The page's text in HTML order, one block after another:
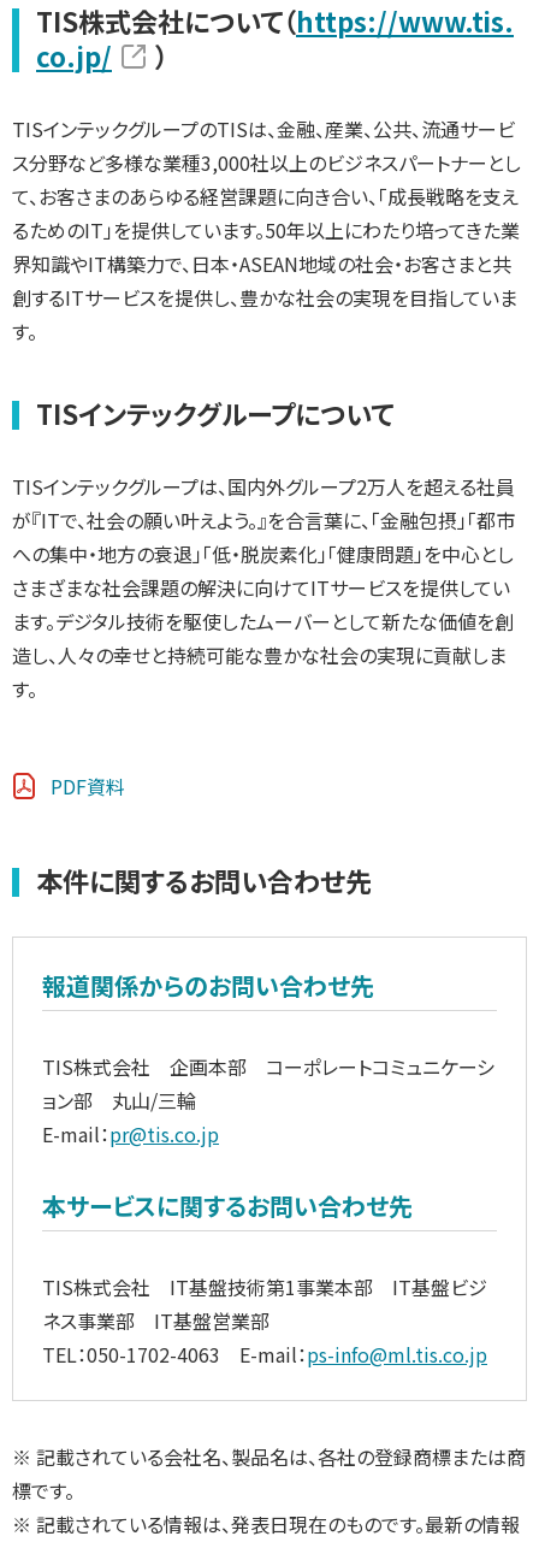
TIS株式会社について（https://www.tis.
co.jp/
）
TISインテックグループのTISは、金融、産業、公共、流通サービ
ス分野など多様な業種3,000社以上のビジネスパートナーとし
て、お客さまのあらゆる経営課題に向き合い、「成長戦略を支え
るためのIT」を提供しています。50年以上にわたり培ってきた業
界知識やIT構築力で、日本・ASEAN地域の社会・お客さまと共
創するITサービスを提供し、豊かな社会の実現を目指していま
す。
TISインテックグループについて
TISインテックグループは、国内外グループ2万人を超える社員
が『ITで、社会の願い叶えよう。』を合言葉に、「金融包摂」「都市
への集中・地方の衰退」「低・脱炭素化」「健康問題」を中心とし
さまざまな社会課題の解決に向けてITサービスを提供してい
ます。デジタル技術を駆使したムーバーとして新たな価値を創
造し、人々の幸せと持続可能な豊かな社会の実現に貢献しま
す。
PDF資料
本件に関するお問い合わせ先
報道関係からのお問い合わせ先
TIS株式会社 企画本部 コーポレートコミュニケーシ
ョン部 丸山/三輪
E-mail：pr@tis.co.jp
本サービスに関するお問い合わせ先
TIS株式会社 IT基盤技術第1事業本部 IT基盤ビジ
ネス事業部 IT基盤営業部
TEL：050-1702-4063 E-mail：ps-info@ml.tis.co.jp
※ 記載されている会社名、製品名は、各社の登録商標または商
標です。
※ 記載されている情報は、発表日現在のものです。最新の情報